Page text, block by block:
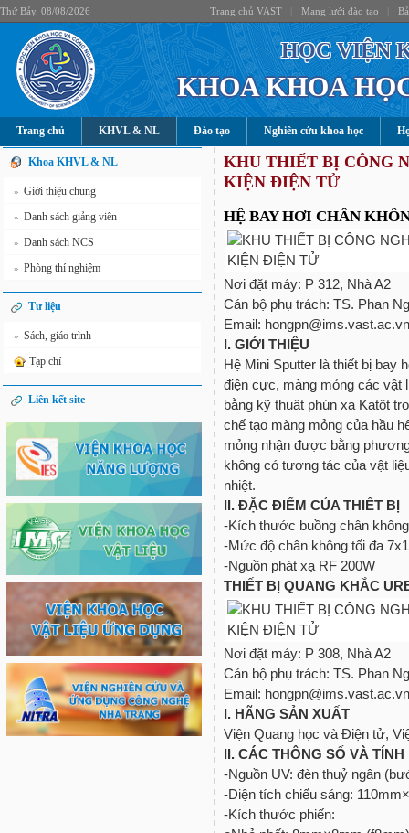
Thứ Bảy, 08/08/2026 Trang chủ VAST Mạng lưới đào tạo
HỌC VIỆN
KHOA KHOA
Trang chủ KHVL & NL Đào tạo Nghiên cứu khoa học
Khoa KHVL & NL
» Giới thiệu chung
» Danh sách giảng viên
» Danh sách NCS
» Phòng thí nghiệm
Tư liệu
» Sách, giáo trình
Tạp chí
Liên kết site
KHU THIẾT BỊ CÔNG
KIỆN ĐIỆN TỬ
HỆ BAY HƠI CHÂN
Nơi đặt máy: P 312, Nhà A2
Cán bộ phụ trách: TS. Phan
Email: hongpn@ims.vast.ac.vn
I. GIỚI THIỆU
Hệ Mini Sputter là thiết bị bay
điện cực, màng mỏng các vật
bằng kỹ thuật phún xạ Katôt
chế tạo màng mỏng của hầu
mỏng nhận được bằng
không có tương tác của vật
nhiệt.
II. ĐẶC ĐIỂM CỦA THIẾT BỊ
-Kích thước buồng chân
-Mức độ chân không tối đa
-Nguồn phát xạ RF 200W
THIẾT BỊ QUANG KHẮC
Nơi đặt máy: P 308, Nhà A2
Cán bộ phụ trách: TS. Phan
Email: hongpn@ims.vast.ac.vn
I. HÃNG SẢN XUẤT
Viện Quang học và Điện tử,
II. CÁC THÔNG SỐ VÀ
-Nguồn UV: đèn thuỷ ngân
-Diện tích chiếu sáng:
-Kích thước phiến: